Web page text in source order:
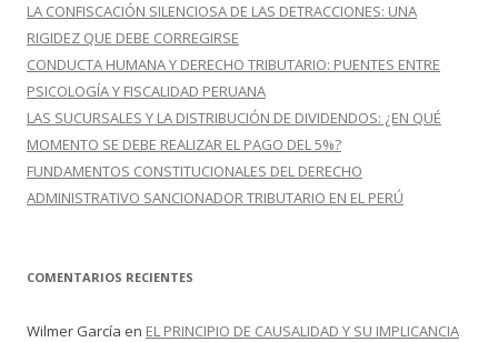
LA CONFISCACIÓN SILENCIOSA DE LAS DETRACCIONES: UNA
RIGIDEZ QUE DEBE CORREGIRSE
CONDUCTA HUMANA Y DERECHO TRIBUTARIO: PUENTES ENTRE
PSICOLOGÍA Y FISCALIDAD PERUANA
LAS SUCURSALES Y LA DISTRIBUCIÓN DE DIVIDENDOS: ¿EN QUÉ
MOMENTO SE DEBE REALIZAR EL PAGO DEL 5%?
FUNDAMENTOS CONSTITUCIONALES DEL DERECHO
ADMINISTRATIVO SANCIONADOR TRIBUTARIO EN EL PERÚ
COMENTARIOS RECIENTES
Wilmer García en EL PRINCIPIO DE CAUSALIDAD Y SU IMPLICANCIA